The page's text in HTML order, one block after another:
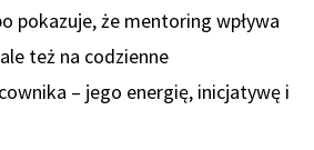
pokazuje, że mentoring wpływa
też na codzienne
– jego energię, inicjatywę i